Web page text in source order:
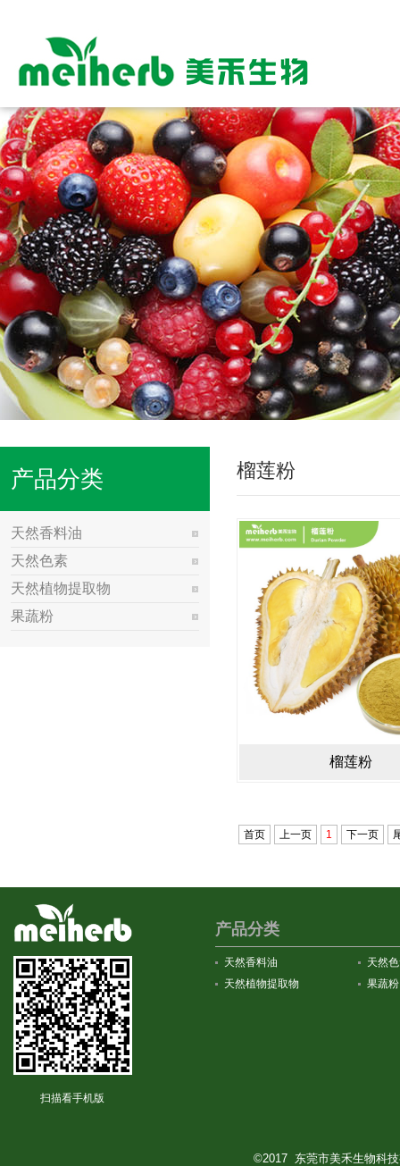
产品分类
天然香料油
天然色素
天然植物提取物
果蔬粉
榴莲粉
榴莲粉
首页 上一页 1 下一页
扫描看手机版
产品分类
天然香料油
天然
天然植物提取物
果蔬粉
©2017 东莞市美禾生物科